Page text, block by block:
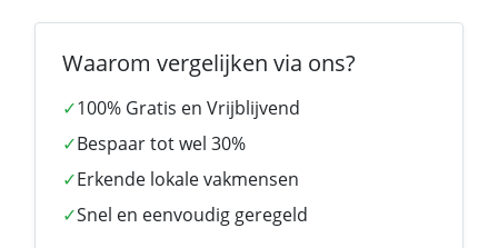
Waarom vergelijken via ons?
✓100% Gratis en Vrijblijvend
✓Bespaar tot wel 30%
✓Erkende lokale vakmensen
✓Snel en eenvoudig geregeld